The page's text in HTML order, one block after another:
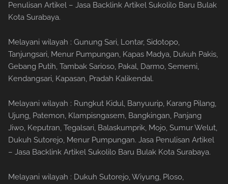
Penulisan Artikel – Jasa Backlink Artikel Sukolilo Baru Bulak
Kota Surabaya.
Melayani wilayah : Gunung Sari, Lontar, Sidotopo,
Tanjungsari, Menur Pumpungan, Kapas Madya, Dukuh Pakis,
Gebang Putih, Tambak Sarioso, Pakal, Darmo, Sememi,
Kendangsari, Kapasan, Pradah Kalikendal.
Melayani wilayah : Rungkut Kidul, Banyuurip, Karang Pilang,
Ujung, Patemon, Klampisngasem, Bangkingan, Panjang
Jiwo, Keputran, Tegalsari, Balaskumprik, Mojo, Sumur Welut,
Dukuh Sutorejo, Menur Pumpungan. Jasa Penulisan Artikel
– Jasa Backlink Artikel Sukolilo Baru Bulak Kota Surabaya.
Melayani wilayah : Dukuh Sutorejo, Wiyung, Ploso,